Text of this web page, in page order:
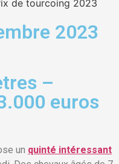
2023
–
euros
un quinté intéressant